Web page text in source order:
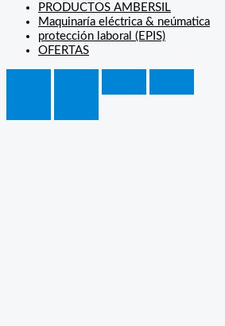
PRODUCTOS AMBERSIL
Maquinaría eléctrica & neúmatica
protección laboral (EPIS)
OFERTAS